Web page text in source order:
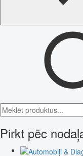
Pirkt pēc